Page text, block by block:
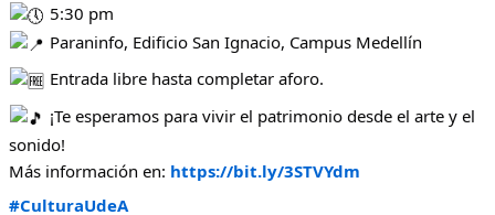
5:30 pm
Paraninfo, Edificio San Ignacio, Campus Medellín
Entrada libre hasta completar aforo.
¡Te esperamos para vivir el patrimonio desde el arte y el
sonido!
Más información en: https://bit.ly/3STVYdm
#CulturaUdeA